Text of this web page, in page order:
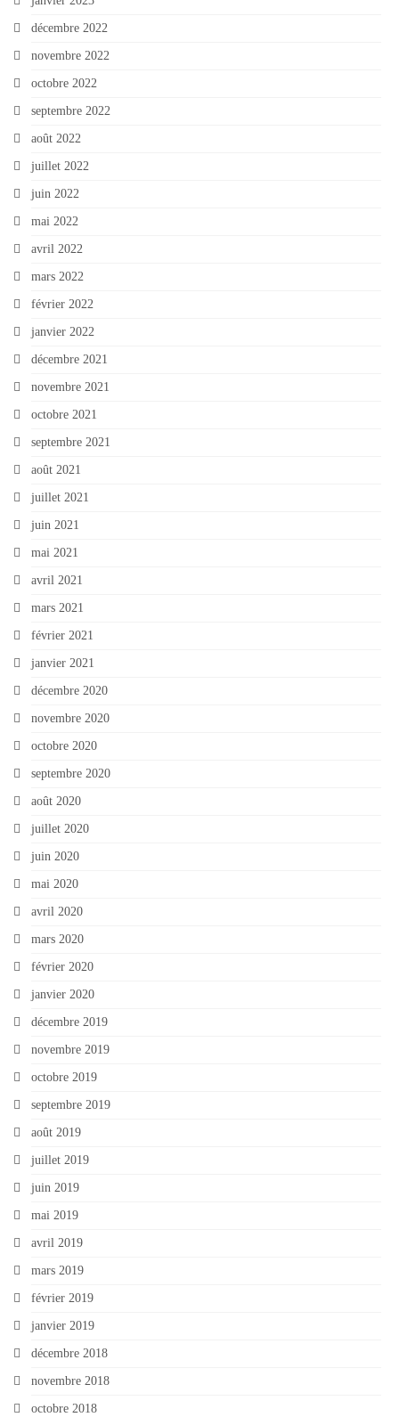
décembre 2022
novembre 2022
octobre 2022
septembre 2022
août 2022
juillet 2022
juin 2022
mai 2022
avril 2022
mars 2022
février 2022
janvier 2022
décembre 2021
novembre 2021
octobre 2021
septembre 2021
août 2021
juillet 2021
juin 2021
mai 2021
avril 2021
mars 2021
février 2021
janvier 2021
décembre 2020
novembre 2020
octobre 2020
septembre 2020
août 2020
juillet 2020
juin 2020
mai 2020
avril 2020
mars 2020
février 2020
janvier 2020
décembre 2019
novembre 2019
octobre 2019
septembre 2019
août 2019
juillet 2019
juin 2019
mai 2019
avril 2019
mars 2019
février 2019
janvier 2019
décembre 2018
novembre 2018
octobre 2018